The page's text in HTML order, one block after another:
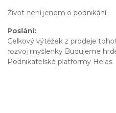
Život není jenom o podnikání.
Poslání:
Celkový výtěžek z prodeje
rozvoj myšlenky Budujeme
Podnikatelské platformy Helas.